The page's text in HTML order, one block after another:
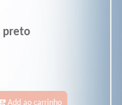
preto
Add ao carrinho